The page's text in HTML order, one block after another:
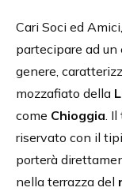
Cari Soci ed
partecipare ad
genere,
mozzafiato della
come Chioggia. Il
riservato con il
porterà
nella terrazza del